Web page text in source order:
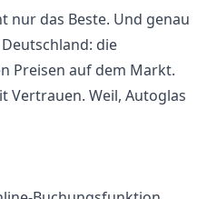
nur das Beste. Und genau
die
Preisen auf dem Markt.
Vertrauen. Weil, Autoglas